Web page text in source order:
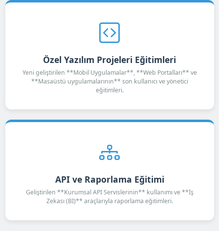
Özel Yazılım Projeleri Eğitimleri
Yeni geliştirilen **Mobil Uygulamalar**, **Web Portalları** ve
**Masaüstü uygulamalarının** son kullanıcı ve yönetici
eğitimleri.
API ve Raporlama Eğitimi
Geliştirilen **Kurumsal API Servislerinin** kullanımı ve **İş
Zekası (BI)** araçlarıyla raporlama eğitimleri.